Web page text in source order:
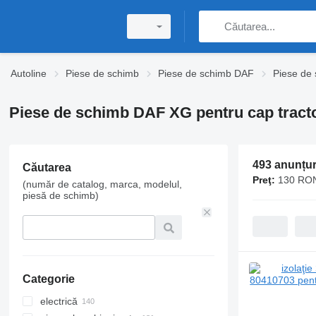
Autoline Piese de schimb Piese de schimb DAF Piese de
Piese de schimb DAF XG pentru cap
Căutarea
(număr de catalog, marca, modelul,
piesă de schimb)
Categorie
electrică
493
Preţ: 130